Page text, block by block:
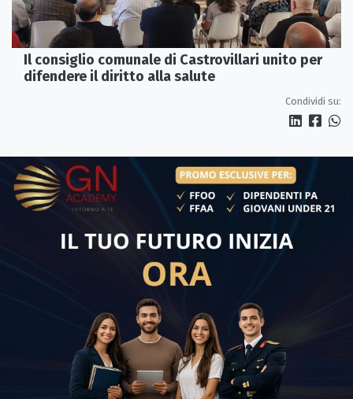
Il consiglio comunale di Castrovillari unito per
difendere il diritto alla salute
Condividi su: